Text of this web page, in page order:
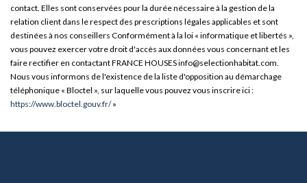
contact. Elles sont conservées pour la durée nécessaire à la gestion de la
relation client dans le respect des prescriptions légales applicables et sont
destinées à nos conseillers Conformément à la loi « informatique et libertés »,
vous pouvez exercer votre droit d'accès aux données vous concernant et les
faire rectifier en contactant FRANCE HOUSES info@selectionhabitat.com.
Nous vous informons de l'existence de la liste d'opposition au démarchage
téléphonique « Bloctel », sur laquelle vous pouvez vous inscrire ici :
https://www.bloctel.gouv.fr/»